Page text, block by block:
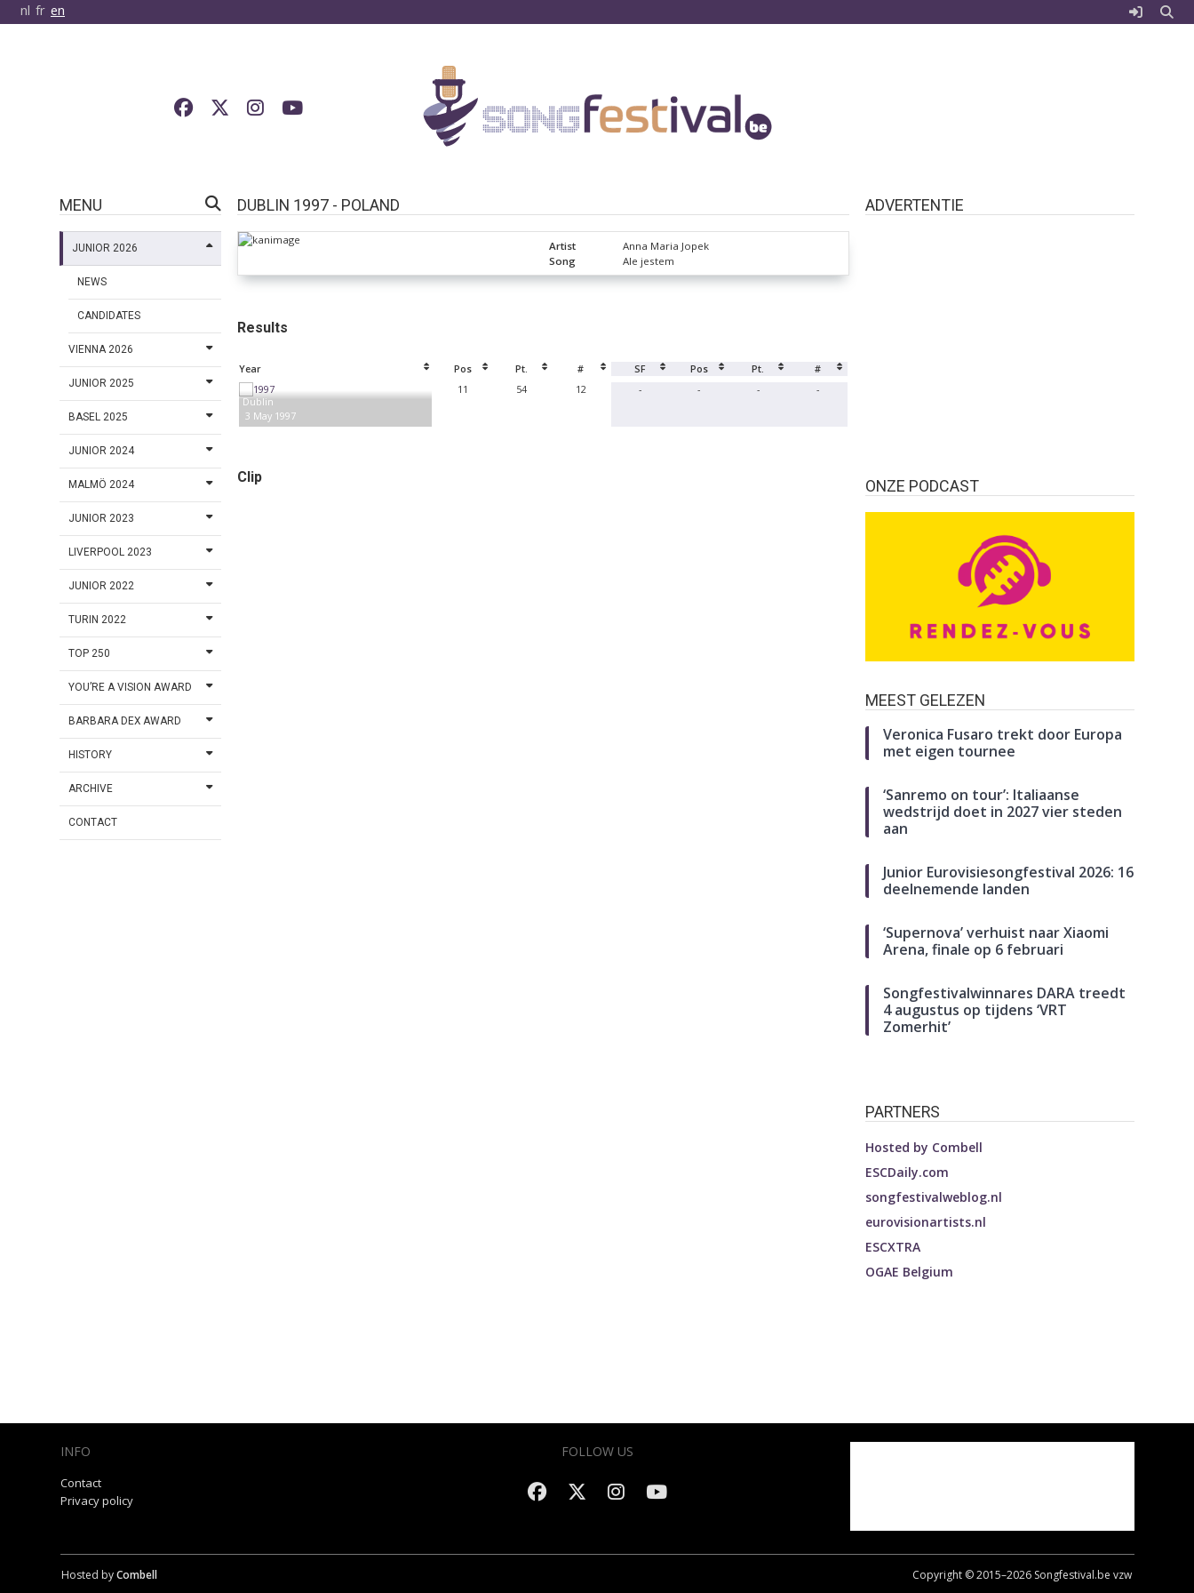
nl fr en
MENU
JUNIOR 2026
NEWS
CANDIDATES
VIENNA 2026
JUNIOR 2025
BASEL 2025
JUNIOR 2024
MALMÖ 2024
JUNIOR 2023
LIVERPOOL 2023
JUNIOR 2022
TURIN 2022
TOP 250
YOU’RE A VISION AWARD
BARBARA DEX AWARD
HISTORY
ARCHIVE
CONTACT
DUBLIN 1997 - POLAND
Artist
Anna Maria Jopek
Song
Ale jestem
Results
Year Pos Pt. # SF Pos Pt. #
Dublin
3 May 1997
11 54 12 - - - -
Clip
ADVERTENTIE
ONZE PODCAST
MEEST GELEZEN
Veronica Fusaro trekt door Europa
met eigen tournee
‘Sanremo on tour’: Italiaanse
wedstrijd doet in 2027 vier steden
aan
Junior Eurovisiesongfestival 2026: 16
deelnemende landen
‘Supernova’ verhuist naar Xiaomi
Arena, finale op 6 februari
Songfestivalwinnares DARA treedt
4 augustus op tijdens ‘VRT
Zomerhit’
PARTNERS
Hosted by Combell
ESCDaily.com
songfestivalweblog.nl
eurovisionartists.nl
ESCXTRA
OGAE Belgium
INFO
Contact
Privacy policy
FOLLOW US
Hosted byCombell Copyright © 2015–2026 Songfestival.be vzw